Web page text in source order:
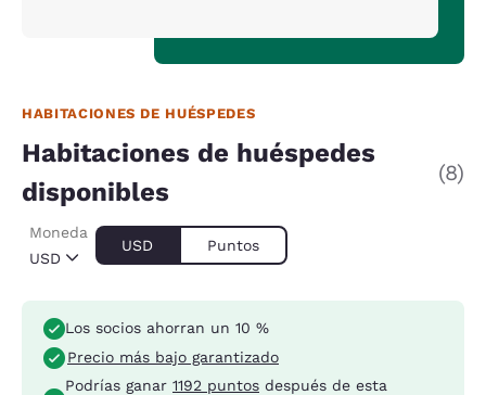
HABITACIONES DE HUÉSPEDES
Habitaciones de huéspedes
disponibles
(8)
USD
Moneda
USD Puntos
Los socios ahorran un 10 %
Precio más bajo garantizado
Podrías ganar 1192 puntos después de esta